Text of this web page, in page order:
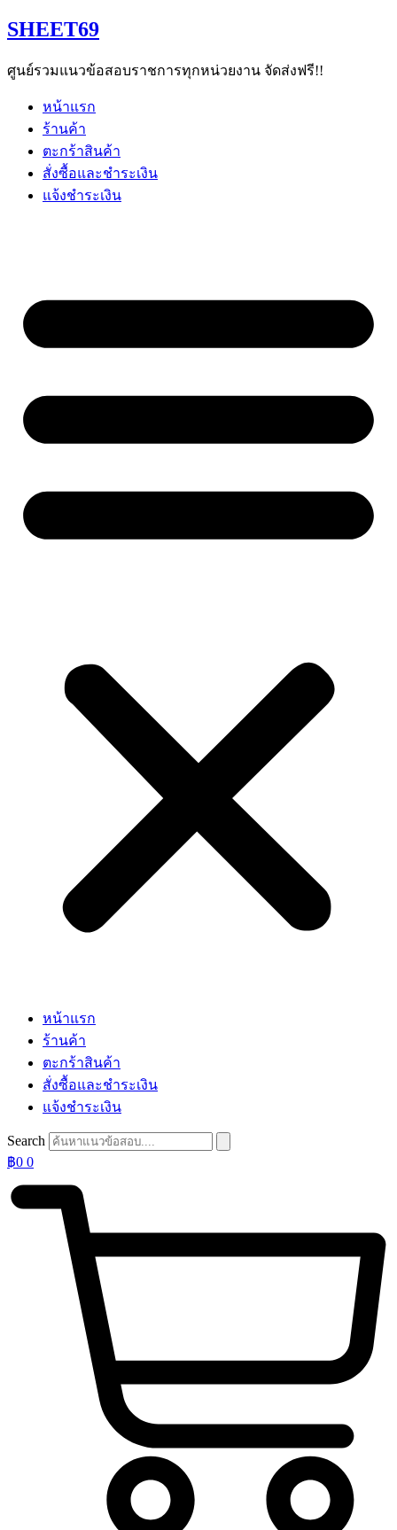
Skip
to
SHEET69
ศูนย์รวมแนวข้อสอบราชการทุกหน่วยงาน จัดส่งฟรี!!
หน้าแรก
ร้านค้า
ตะกร้าสินค้า
สั่งซื้อและชำระเงิน
แจ้งชำระเงิน
หน้าแรก
ร้านค้า
ตะกร้าสินค้า
สั่งซื้อและชำระเงิน
แจ้งชำระเงิน
Search
฿0 0